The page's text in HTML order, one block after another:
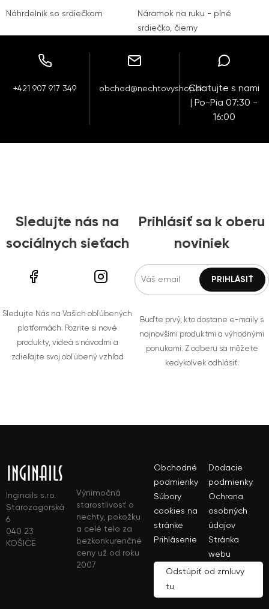
Náhrdelník so srdiečkom
Náramok na ruku - plné
srdiečko, čierny
+421 907 917 349 obchod@nechtovyshop.skChatujte s nami
| Po-Pia 07:30 -
16:00
Sledujte nás na
sociálnych sieťach
Sledujte Nás na Vašich obľúbených
platformách. Pozrite si nové
produkty, videá s návodmi a
zdieľajte svoj obľúbený vzhľad
Prihlásiť sa k oberu
noviniek
Buďte prvý, kto dostane e-maily s
najnovšími produktmi a výhodnými
ponukami. Z odberu sa môžete
kedykoľvek odhlásiť.
Inginails s.r.o.
Starozagorská
6
040 23
KOŠICE
Výnimočná
starostlivosť o
nechty, pokožku
a celé telo za
bezkonkurenčné
ceny už od roku
2007
Obchodné
podmienky
Dodacie
podmienky
Súbory
cookies na
stránke
Ochrana
osobných
údajov
Prihlásenie
Stránka
webu
Odstúpiť od zmluvy
tu